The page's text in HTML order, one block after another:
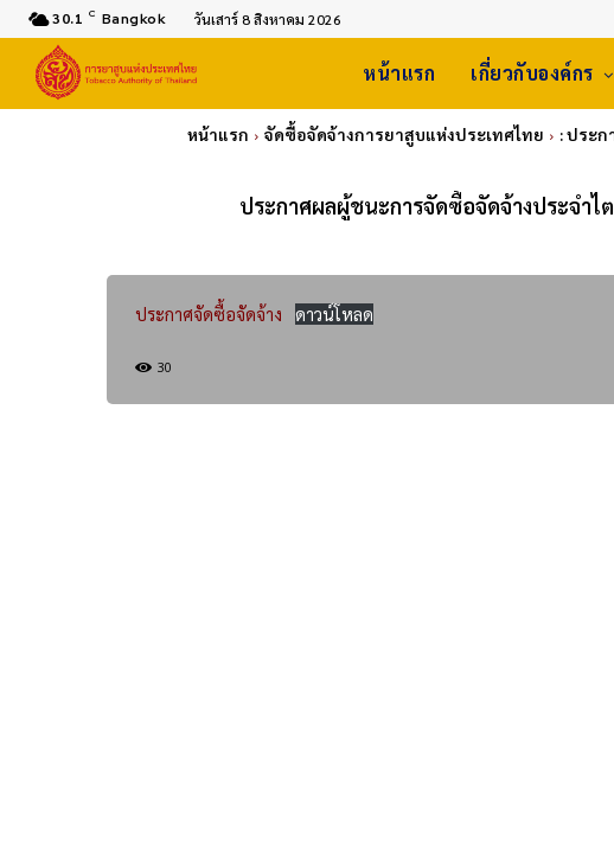
30.1 C Bangkok วันเสาร์ 8 สิงหาคม 2026
หน้าแรก เกี่ยวกับองค์กร
หน้าแรก จัดซื้อจัดจ้างการยาสูบแห่งประเทศไทย : ประก
ประกาศผลผู้ชนะการจัดซื้อจัดจ้างประจำ
ประกาศจัดซื้อจัดจ้าง ดาวน์โหลด
30